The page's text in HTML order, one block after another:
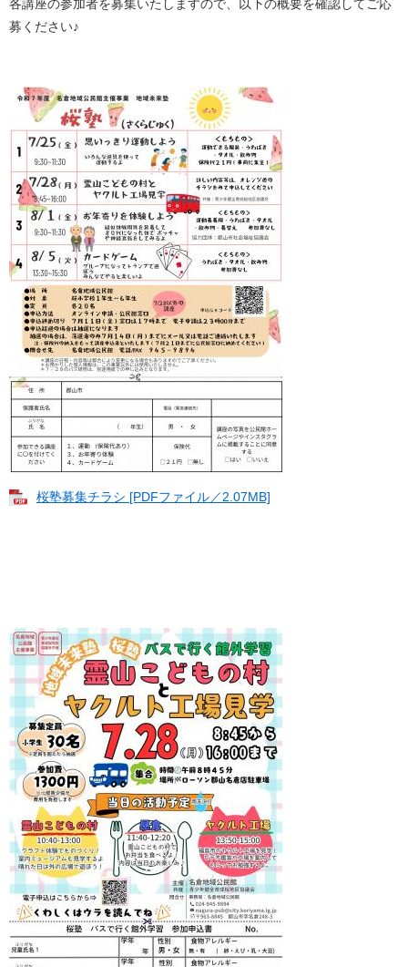
各講座の参加者を募集いたしますので、以下の概要を確認してご応
募ください♪
桜塾募集チラシ [PDFファイル／2.07MB]